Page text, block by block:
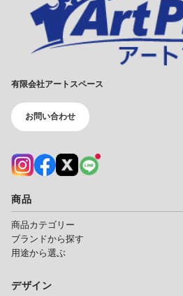
有限会社アートスペース
お問い合わせ
商品
商品カテゴリー
ブランドから探す
用途から選ぶ
デザイン